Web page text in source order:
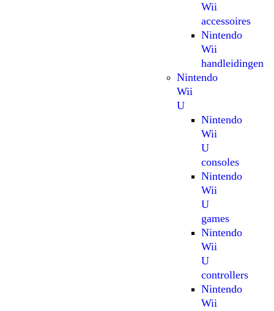
Wii
accessoires
Nintendo
Wii
handleidingen
Nintendo
Wii
U
Nintendo
Wii
U
consoles
Nintendo
Wii
U
games
Nintendo
Wii
U
controllers
Nintendo
Wii